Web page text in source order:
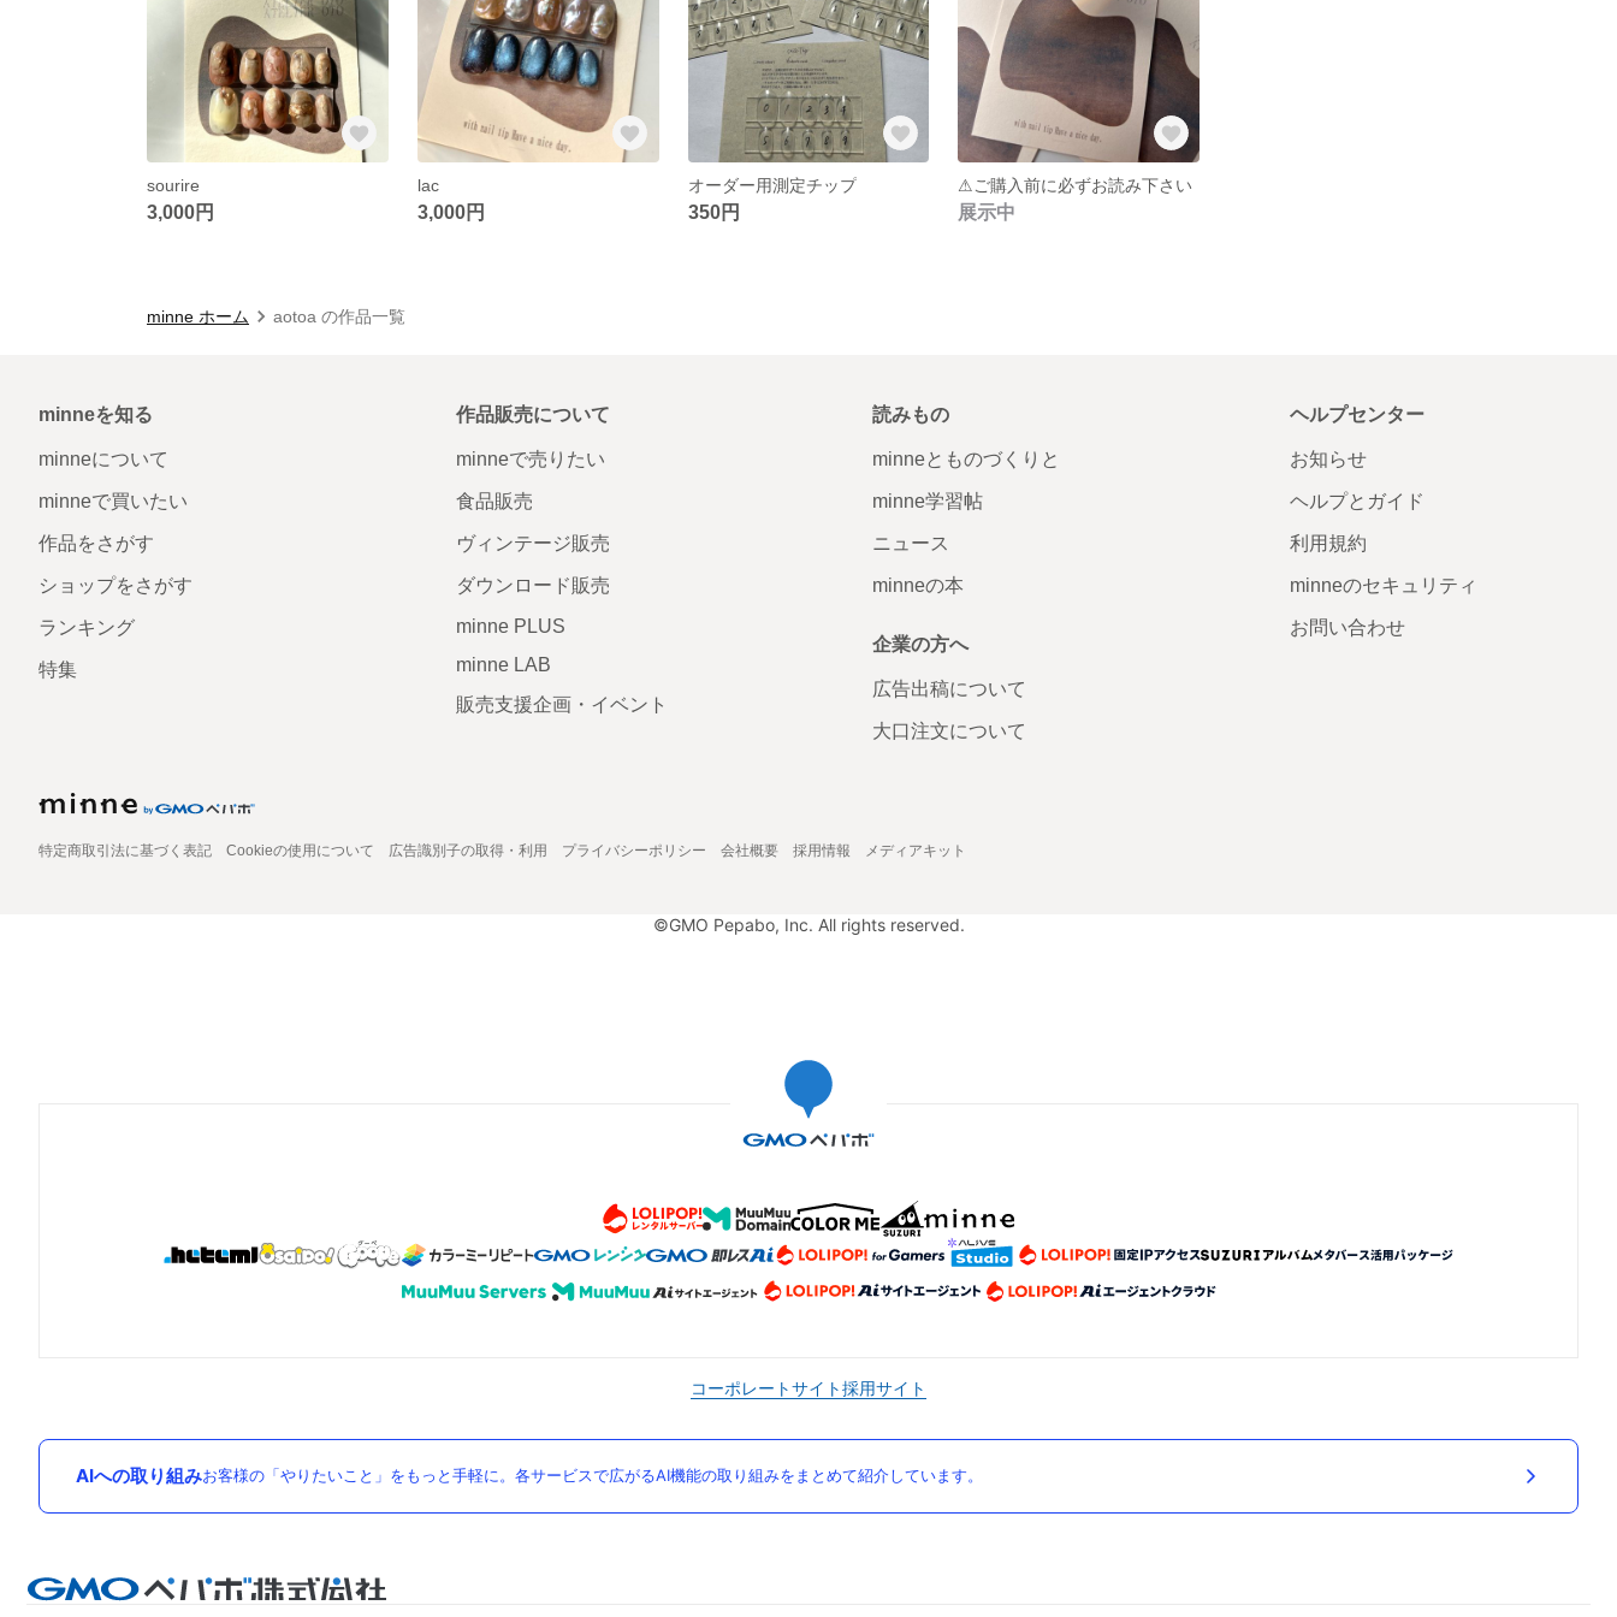
sourire
3,000円
lac
3,000円
オーダー用測定チップ
350円
⚠︎ご購入前に必ずお読み下さい
展示中
minne ホーム aotoa の作品一覧
minneを知る
minneについて
minneで買いたい
作品をさがす
ショップをさがす
ランキング
特集
作品販売について
minneで売りたい
食品販売
ヴィンテージ販売
ダウンロード販売
minne PLUS
minne LAB
販売支援企画・イベント
読みもの
minneとものづくりと
minne学習帖
ニュース
minneの本
企業の方へ
広告出稿について
大口注文について
ヘルプセンター
お知らせ
ヘルプとガイド
利用規約
minneのセキュリティ
お問い合わせ
特定商取引法に基づく表記 Cookieの使用について 広告識別子の取得・利用 プライバシーポリシー 会社概要 採用情報 メディアキット
©GMO Pepabo, Inc. All rights reserved.
コーポレートサイト採用サイト
AIへの取り組みお客様の「やりたいこと」をもっと手軽に。各サービスで広がるAI機能の取り組みをまとめて紹介しています。